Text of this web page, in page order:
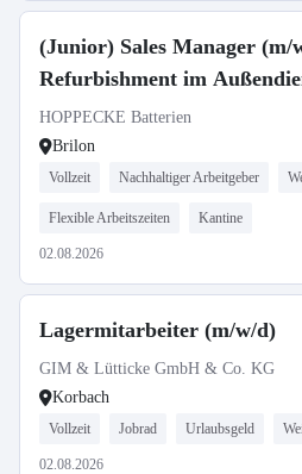
(Junior) Sales Manager (m/
Refurbishment im
HOPPECKE Batterien
Brilon
Vollzeit Nachhaltiger Arbeitgeber
Flexible Arbeitszeiten Kantine
02.08.2026
Lagermitarbeiter (m/w/d)
GIM & Lütticke GmbH & Co. KG
Korbach
Vollzeit Jobrad Urlaubsgeld
02.08.2026